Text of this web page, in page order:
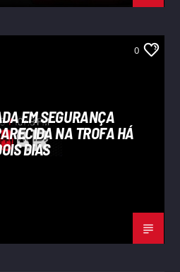
0
EM SEGURANÇA
NA TROFA HÁ
DIAS